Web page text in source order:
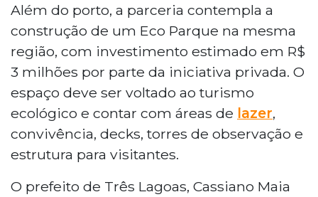
Além do porto, a parceria contempla a
construção de um Eco Parque na mesma
região, com investimento estimado em R$
3 milhões por parte da iniciativa privada. O
espaço deve ser voltado ao turismo
ecológico e contar com áreas de lazer,
convivência, decks, torres de observação e
estrutura para visitantes.
O prefeito de Três Lagoas, Cassiano Maia